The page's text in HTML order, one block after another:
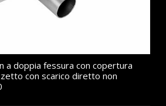
a doppia fessura con copertura
con scarico diretto non